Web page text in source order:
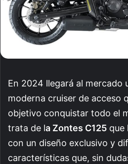
En 2024 llegará al mercado
moderna cruiser de acceso
objetivo conquistar todo el
trata de la Zontes C125 que
con un diseño exclusivo y
características que, sin